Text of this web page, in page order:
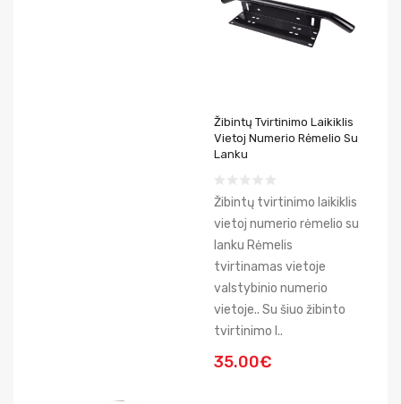
Žibintų Tvirtinimo Laikiklis
Vietoj Numerio Rėmelio Su
Lanku
Žibintų tvirtinimo laikiklis
vietoj numerio rėmelio su
lanku Rėmelis
tvirtinamas vietoje
valstybinio numerio
vietoje.. Su šiuo žibinto
tvirtinimo l..
35.00€